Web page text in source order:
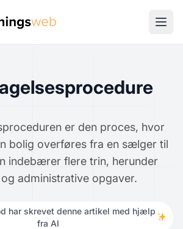
er den proces, hvor
bolig overføres fra en sælger til
indebærer flere trin, herunder
administrative opgaver.
har skrevet denne artikel med hjælp
fra AI